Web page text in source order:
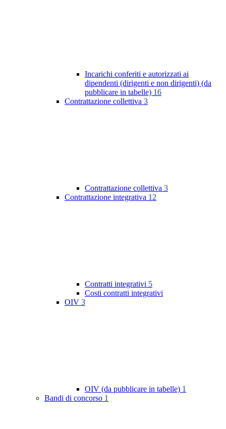
Incarichi conferiti e autorizzati ai
dipendenti (dirigenti e non dirigenti) (da
pubblicare in tabelle) 16
Contrattazione collettiva 3
Contrattazione collettiva 3
Contrattazione integrativa 12
Contratti integrativi 5
Costi contratti integrativi
OIV 3
OIV (da pubblicare in tabelle) 1
Bandi di concorso 1